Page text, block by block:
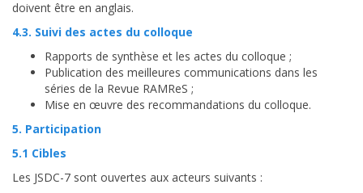
doivent être en anglais.
4.3. Suivi des actes du colloque
Rapports de synthèse et les actes du colloque ;
Publication des meilleures communications dans les
séries de la Revue RAMReS ;
Mise en œuvre des recommandations du colloque.
5. Participation
5.1 Cibles
Les JSDC-7 sont ouvertes aux acteurs suivants :